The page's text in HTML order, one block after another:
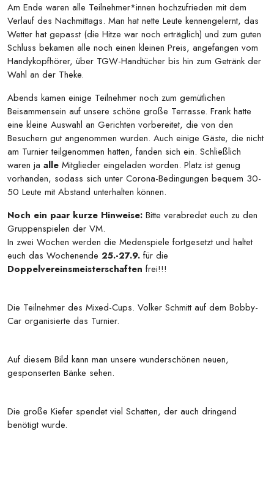
Am Ende waren alle Teilnehmer*innen hochzufrieden mit dem
Verlauf des Nachmittags. Man hat nette Leute kennengelernt, das
Wetter hat gepasst (die Hitze war noch erträglich) und zum guten
Schluss bekamen alle noch einen kleinen Preis, angefangen vom
Handykopfhörer, über TGW-Handtücher bis hin zum Getränk der
Wahl an der Theke.
Abends kamen einige Teilnehmer noch zum gemütlichen
Beisammensein auf unsere schöne große Terrasse. Frank hatte
eine kleine Auswahl an Gerichten vorbereitet, die von den
Besuchern gut angenommen wurden. Auch einige Gäste, die nicht
am Turnier teilgenommen hatten, fanden sich ein. Schließlich
waren ja alle Mitglieder eingeladen worden. Platz ist genug
vorhanden, sodass sich unter Corona-Bedingungen bequem 30-
50 Leute mit Abstand unterhalten können.
Noch ein paar kurze Hinweise: Bitte verabredet euch zu den
Gruppenspielen der VM.
In zwei Wochen werden die Medenspiele fortgesetzt und haltet
euch das Wochenende 25.-27.9. für die
Doppelvereinsmeisterschaften frei!!!
Die Teilnehmer des Mixed-Cups. Volker Schmitt auf dem Bobby-
Car organisierte das Turnier.
Auf diesem Bild kann man unsere wunderschönen neuen,
gesponserten Bänke sehen.
Die große Kiefer spendet viel Schatten, der auch dringend
benötigt wurde.